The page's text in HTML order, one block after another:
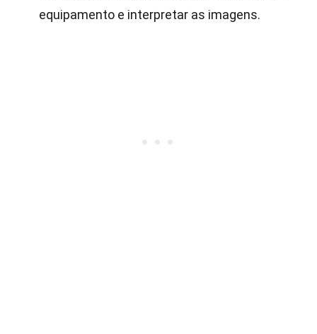
equipamento e interpretar as imagens.